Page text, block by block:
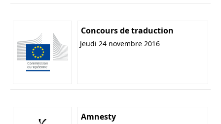
Concours de traduction
Jeudi 24 novembre 2016
Amnesty